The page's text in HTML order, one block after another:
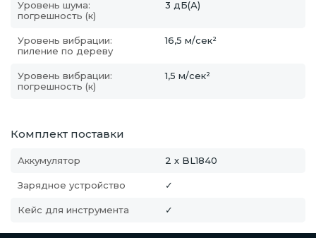
Уровень шума:
погрешность (к)
3 дБ(А)
Уровень вибрации:
пиление по дереву
16,5 м/сек²
Уровень вибрации:
погрешность (к)
1,5 м/сек²
Комплект поставки
Аккумулятор 2 х BL1840
Зарядное устройство ✓
Кейс для инструмента ✓